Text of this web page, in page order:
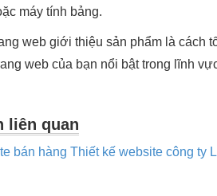
máy tính bảng.
web giới thiệu sản phẩm là cách
web của bạn nổi bật trong lĩnh
liên quan
bán hàng Thiết kế website công ty